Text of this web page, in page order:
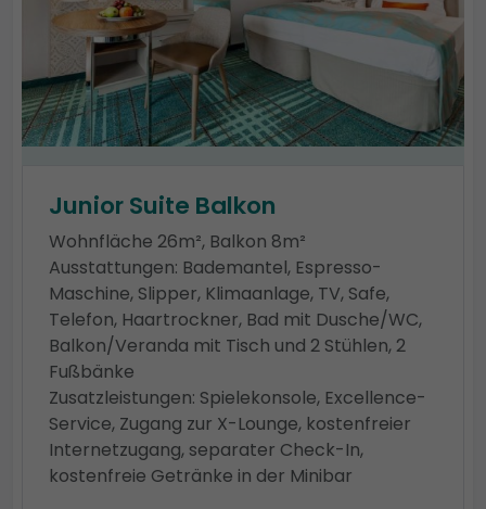
Junior Suite Balkon
Wohnfläche 26m², Balkon 8m²
Ausstattungen: Bademantel, Espresso-
Maschine, Slipper, Klimaanlage, TV, Safe,
Telefon, Haartrockner, Bad mit Dusche/WC,
Balkon/Veranda mit Tisch und 2 Stühlen, 2
Fußbänke
Zusatzleistungen: Spielekonsole, Excellence-
Service, Zugang zur X-Lounge, kostenfreier
Internetzugang, separater Check-In,
kostenfreie Getränke in der Minibar